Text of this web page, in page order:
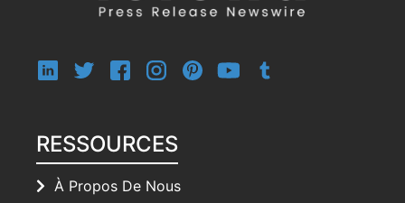
RESSOURCES
À Propos De Nous